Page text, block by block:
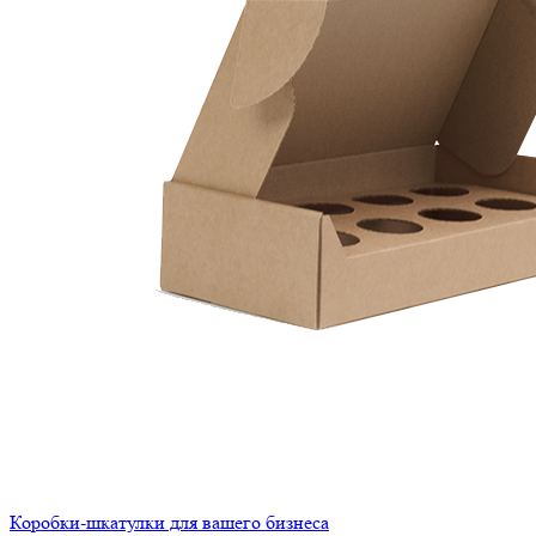
Коробки-шкатулки для вашего бизнеса